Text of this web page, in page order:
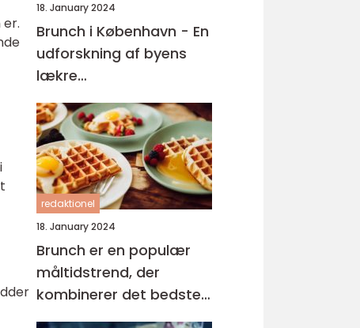
18. January 2024
Brunch i København - En
udforskning af byens
lækre
morgenmadsoplevelser
redaktionel
18. January 2024
Brunch er en populær
måltidstrend, der
kombinerer det bedste
fra morgenmad og